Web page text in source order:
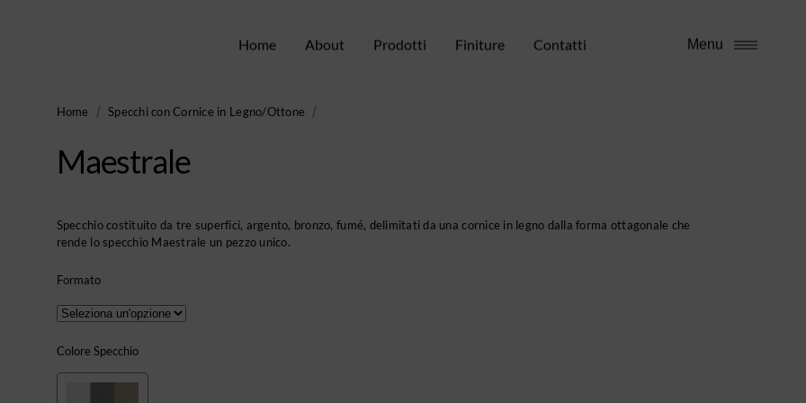
Home About Prodotti Finiture Contatti Menu
Home Specchi con Cornice in Legno/Ottone
Maestrale
Specchio costituito da tre superfici, argento, bronzo, fumé, delimitati da una cornice in legno dalla forma ottagonale che
rende lo specchio Maestrale un pezzo unico.
Formato
Colore Specchio